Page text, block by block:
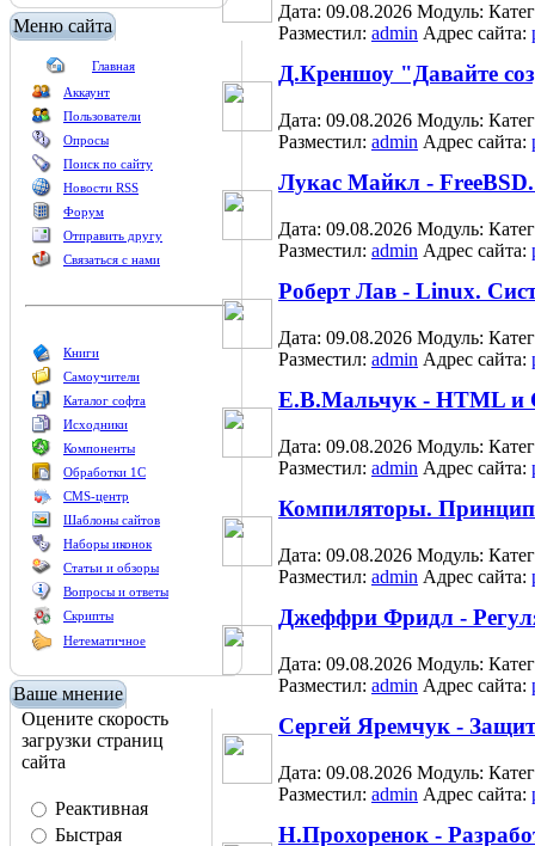
Меню сайта
Главная
Аккаунт
Пользователи
Опросы
Поиск по сайту
Новости RSS
Форум
Отправить другу
Связаться с нами
Книги
Самоучители
Каталог софта
Исходники
Компоненты
Обработки 1С
CMS-центр
Шаблоны сайтов
Наборы иконок
Статьи и обзоры
Вопросы и ответы
Скрипты
Нетематичное
Ваше мнение
Оцените скорость
загрузки страниц
сайта
Реактивная
Быстрая
Дата: 09.08.2026 Модуль:
Разместил: admin Адрес сайта:
Д.Креншоу "Давайте
Дата: 09.08.2026 Модуль:
Разместил: admin Адрес сайта:
Лукас Майкл -
Дата: 09.08.2026 Модуль:
Разместил: admin Адрес сайта:
Роберт Лав - Linux.
Дата: 09.08.2026 Модуль:
Разместил: admin Адрес сайта:
Е.В.Мальчук - HTML и
Дата: 09.08.2026 Модуль:
Разместил: admin Адрес сайта:
Компиляторы.
Дата: 09.08.2026 Модуль:
Разместил: admin Адрес сайта:
Джеффри Фридл -
Дата: 09.08.2026 Модуль:
Разместил: admin Адрес сайта:
Сергей Яремчук -
Дата: 09.08.2026 Модуль:
Разместил: admin Адрес сайта:
Н.Прохоренок -